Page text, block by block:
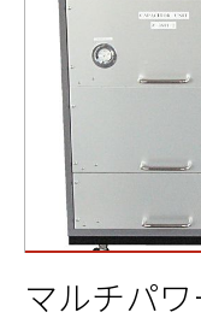
マルチパ